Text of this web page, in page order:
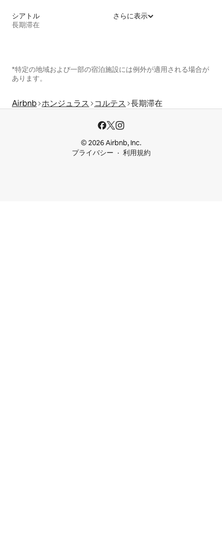
シアトル
長期滞在
さらに表示
*特定の地域および一部の宿泊施設には例外が適用される場合が
あります。
Airbnb ホンジュラス コルテス 長期滞在
© 2026 Airbnb, Inc.
プライバシー
利用規約